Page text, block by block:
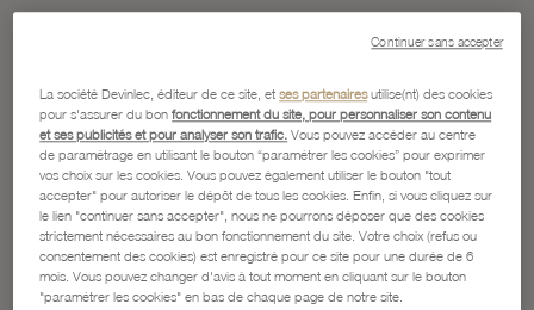
La société Devinlec, éditeur de ce site, etses partenairesutilise(nt) des cookies
pour s'assurer du bonfonctionnement du site, pour personnaliser son contenu
et ses publicités et pour analyser son trafic. Vous pouvez accéder au centre
de paramétrage en utilisant le bouton “paramétrer les cookies” pour exprimer
vos choix sur les cookies. Vous pouvez également utiliser le bouton "tout
accepter" pour autoriser le dépôt de tous les cookies. Enfin, si vous cliquez sur
le lien "continuer sans accepter", nous ne pourrons déposer que des cookies
strictement nécessaires au bon fonctionnement du site. Votre choix (refus ou
consentement des cookies) est enregistré pour ce site pour une durée de 6
mois. Vous pouvez changer d'avis à tout moment en cliquant sur le bouton
"paramétrer les cookies" en bas de chaque page de notre site.
Continuer sans accepter